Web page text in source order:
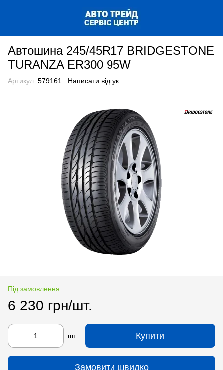
Автошина 245/45R17 BRIDGESTONE
TURANZA ER300 95W
Артикул: 579161 Написати відгук
Під замовлення
6 230 грн/шт.
шт. Купити
Замовити швидко